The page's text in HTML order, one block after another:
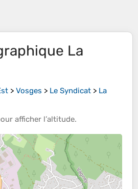
La
> Vosges > Le Syndicat > La
afficher l’altitude.